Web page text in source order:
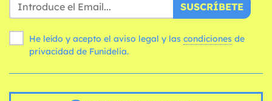
SUSCRÍBETE
He leído y acepto el aviso legal y las condiciones
privacidad de Funidelia.